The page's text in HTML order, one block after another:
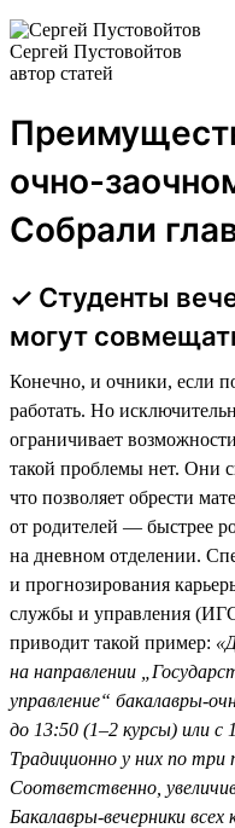
Сергей Пустовойтов
автор статей
очно-
Собрали
✓ Студенты
могут
Конечно, и очники, если
работать. Но
ограничивает
такой проблемы нет. Они
что позволяет обрести
от родителей — быстрее
на дневном отделении.
и прогнозирования
службы и управления
приводит такой пример:
на направлении
управление“ бакалавры-
до 13:50 (1–2 курсы) или с
Традиционно у них по три
Соответственно,
Бакалавры-вечерники всех